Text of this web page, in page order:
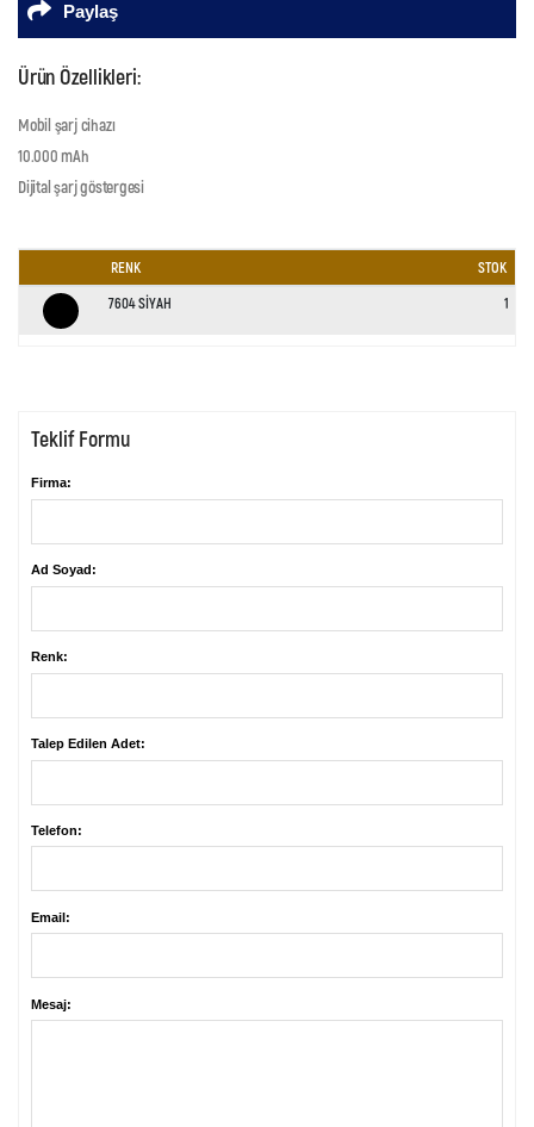
Paylaş
Ürün Özellikleri:
Mobil şarj cihazı
10.000 mAh
Dijital şarj göstergesi
RENK
STOK
7604 SİYAH
1
Teklif Formu
Firma:
Ad Soyad:
Renk:
Talep Edilen Adet:
Telefon:
Email:
Mesaj: